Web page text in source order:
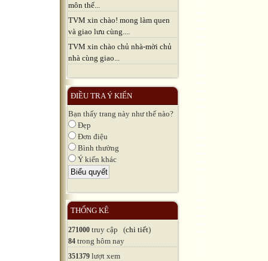
môn thể...
TVM xin chào! mong làm quen
và giao lưu cùng....
TVM xin chào chủ nhà-mời chủ
nhà cùng giao...
ĐIỀU TRA Ý KIẾN
Bạn thấy trang này như thế nào?
Đẹp
Đơn điệu
Bình thường
Ý kiến khác
THỐNG KÊ
271000 truy cập (chi tiết)
84 trong hôm nay
351379 lượt xem